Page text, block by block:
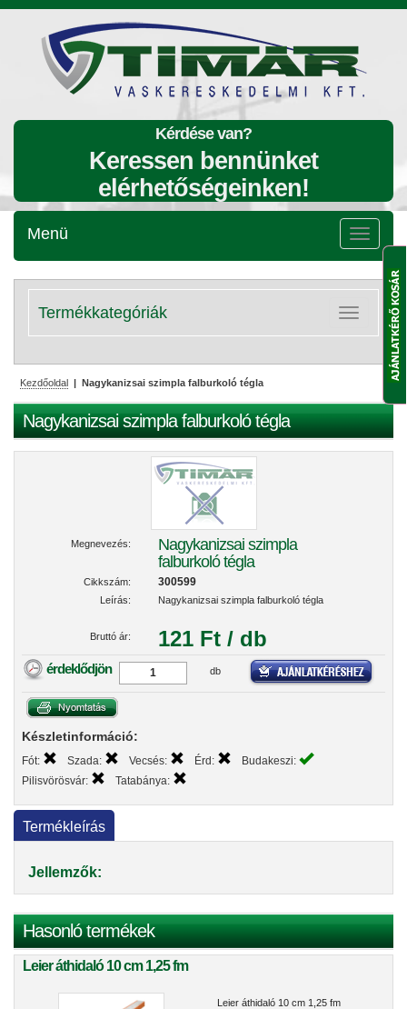
Kérdése van?
Keressen bennünket
elérhetőségeinken!
Menü
Menü
Kategóriák
lenyitása
Termékkategóriák
Kezdőoldal | Nagykanizsai szimpla falburkoló tégla
Nagykanizsai szimpla falburkoló tégla
Megnevezés:
Nagykanizsai szimpla
falburkoló tégla
Cikkszám: 300599
Leírás: Nagykanizsai szimpla falburkoló tégla
Bruttó ár: 121 Ft / db
érdeklődjön db
Készletinformáció:
Fót: Szada: Vecsés: Érd:
Budakeszi:
Pilisvörösvár:
Tatabánya:
Termékleírás
Jellemzők:
Hasonló termékek
Leier áthidaló 10 cm 1,25 fm
Leier áthidaló 10 cm 1,25 fm